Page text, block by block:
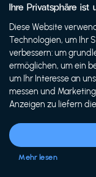
-20%
Siech Cycles
Entdecke den
Mehr lesen
Ihre Privatsphäre ist
Diese Website
Technologien, um Ihr
verbessern: um
ermöglichen, um ein
um Ihr Interesse an
messen und
Anzeigen zu liefern